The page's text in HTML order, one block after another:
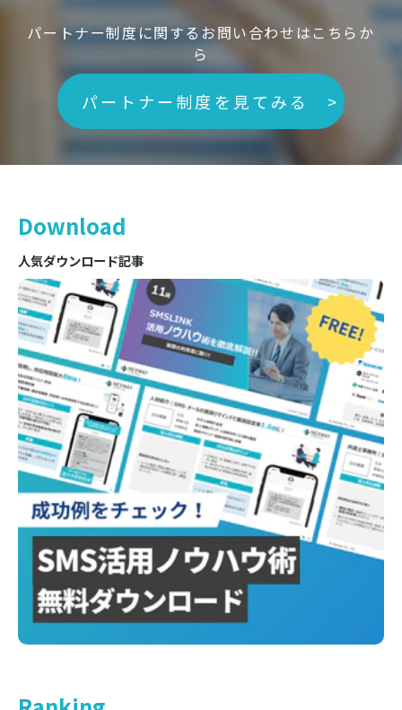
パートナー制度に関するお問い合わせはこちらか
ら
パートナー制度を見てみる >
Download
人気ダウンロード記事